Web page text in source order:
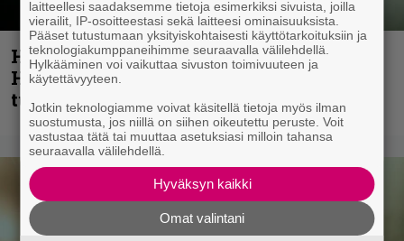
Helloween- ja Gamma Ray -mies Kai
Hansen julkaisi uuden maistiaisen
tulevalta soololevyltä
laitteellesi saadaksemme tietoja esimerkiksi sivuista, joilla
vierailit, IP-osoitteestasi sekä laitteesi ominaisuuksista.
Pääset tutustumaan yksityiskohtaisesti käyttötarkoituksiin ja
teknologiakumppaneihimme seuraavalla välilehdellä.
Hylkääminen voi vaikuttaa sivuston toimivuuteen ja
käytettävyyteen.
Jotkin teknologiamme voivat käsitellä tietoja myös ilman
suostumusta, jos niillä on siihen oikeutettu peruste. Voit
vastustaa tätä tai muuttaa asetuksiasi milloin tahansa
seuraavalla välilehdellä.
Hyväksyn kaikki
Omat valintani